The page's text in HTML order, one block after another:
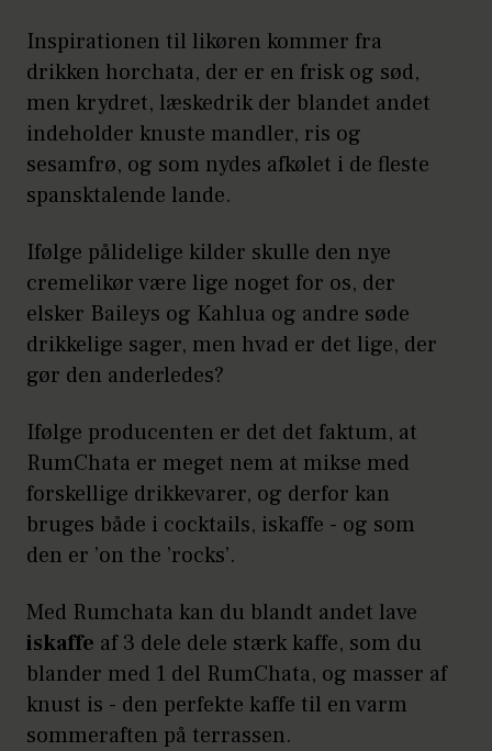
Inspirationen til likøren kommer fra
drikken horchata, der er en frisk og sød,
men krydret, læskedrik der blandet andet
indeholder knuste mandler, ris og
sesamfrø, og som nydes afkølet i de fleste
spansktalende lande.
Ifølge pålidelige kilder skulle den nye
cremelikør være lige noget for os, der
elsker Baileys og Kahlua og andre søde
drikkelige sager, men hvad er det lige, der
gør den anderledes?
Ifølge producenten er det det faktum, at
RumChata er meget nem at mikse med
forskellige drikkevarer, og derfor kan
bruges både i cocktails, iskaffe - og som
den er ’on the ’rocks’.
Med Rumchata kan du blandt andet lave
iskaffe af 3 dele dele stærk kaffe, som du
blander med 1 del RumChata, og masser af
knust is - den perfekte kaffe til en varm
sommeraften på terrassen.